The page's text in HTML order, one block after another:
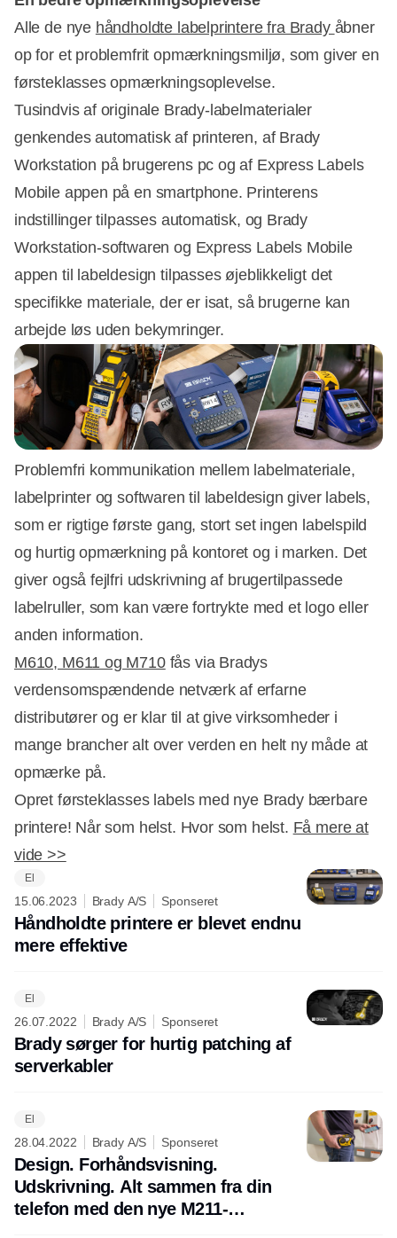
Alle de nye håndholdte labelprintere fra Brady åbner
op for et problemfrit opmærkningsmiljø, som giver en
førsteklasses opmærkningsoplevelse.
Tusindvis af originale Brady-labelmaterialer
genkendes automatisk af printeren, af Brady
Workstation på brugerens pc og af Express Labels
Mobile appen på en smartphone. Printerens
indstillinger tilpasses automatisk, og Brady
Workstation-softwaren og Express Labels Mobile
appen til labeldesign tilpasses øjeblikkeligt det
specifikke materiale, der er isat, så brugerne kan
arbejde løs uden bekymringer.
Problemfri kommunikation mellem labelmateriale,
labelprinter og softwaren til labeldesign giver labels,
som er rigtige første gang, stort set ingen labelspild
og hurtig opmærkning på kontoret og i marken. Det
giver også fejlfri udskrivning af brugertilpassede
labelruller, som kan være fortrykte med et logo eller
anden information.
M610, M611 og M710fås via Bradys
verdensomspændende netværk af erfarne
distributører og er klar til at give virksomheder i
mange brancher alt over verden en helt ny måde at
opmærke på.
Opret førsteklasses labels med nye Brady bærbare
printere! Når som helst. Hvor som helst. Få mere at
vide >>
El
15.06.2023 Brady A/S Sponseret
Håndholdte printere er blevet endnu
mere effektive
El
26.07.2022 Brady A/S Sponseret
Brady sørger for hurtig patching af
serverkabler
El
28.04.2022 Brady A/S Sponseret
Design. Forhåndsvisning.
Udskrivning. Alt sammen fra din
telefon med den nye M211-